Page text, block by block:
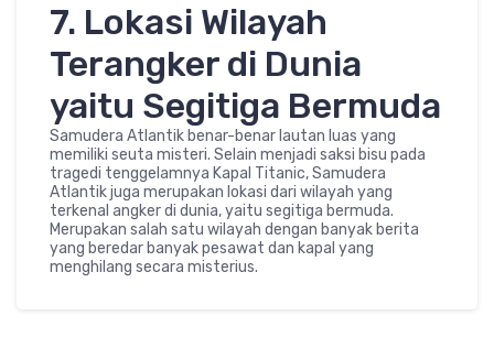
7. Lokasi Wilayah
Terangker di Dunia
yaitu Segitiga Bermuda
Samudera Atlantik benar-benar lautan luas yang
memiliki seuta misteri. Selain menjadi saksi bisu pada
tragedi tenggelamnya Kapal Titanic, Samudera
Atlantik juga merupakan lokasi dari wilayah yang
terkenal angker di dunia, yaitu segitiga bermuda.
Merupakan salah satu wilayah dengan banyak berita
yang beredar banyak pesawat dan kapal yang
menghilang secara misterius.